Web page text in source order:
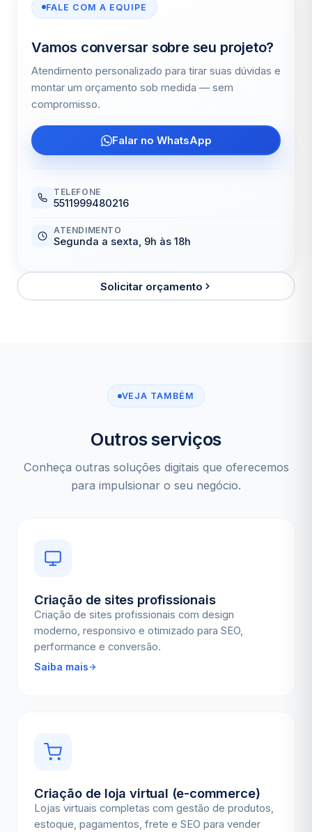
FALE COM A EQUIPE
Vamos conversar sobre seu projeto?
Atendimento personalizado para tirar suas dúvidas e
montar um orçamento sob medida — sem
compromisso.
Falar no WhatsApp
TELEFONE
5511999480216
ATENDIMENTO
Segunda a sexta, 9h às 18h
Solicitar orçamento
VEJA TAMBÉM
Outros serviços
Conheça outras soluções digitais que oferecemos
para impulsionar o seu negócio.
Criação de sites profissionais
Criação de sites profissionais com design
moderno, responsivo e otimizado para SEO,
performance e conversão.
Saiba mais
Criação de loja virtual (e-commerce)
Lojas virtuais completas com gestão de produtos,
estoque, pagamentos, frete e SEO para vender